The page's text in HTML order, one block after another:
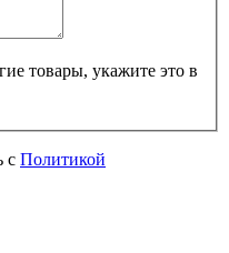
товары, укажите это в
с Политикой